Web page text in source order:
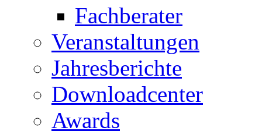
Fachberater
Veranstaltungen
Jahresberichte
Downloadcenter
Awards